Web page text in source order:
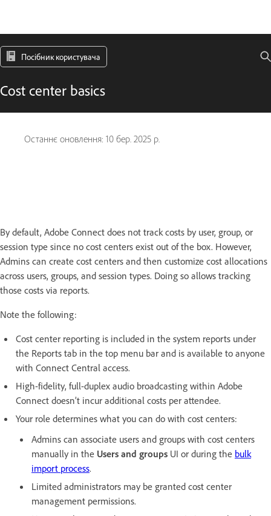
Посібник користувача
Cost center basics
Останнє оновлення: 10 бер. 2025 р.
By default, Adobe Connect does not track costs by user, group, or
session type since no cost centers exist out of the box. However,
Admins can create cost centers and then customize cost allocations
across users, groups, and session types. Doing so allows tracking
those costs via reports.
Note the following:
Cost center reporting is included in the system reports under
the Reports tab in the top menu bar and is available to anyone
with Connect Central access.
High-fidelity, full-duplex audio broadcasting within Adobe
Connect doesn’t incur additional costs per attendee.
Your role determines what you can do with cost centers:
Admins can associate users and groups with cost centers
manually in the Users and groups UI or during the bulk
import process.
Limited administrators may be granted cost center
management permissions.